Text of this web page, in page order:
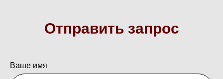
Отправить запрос
Ваше имя